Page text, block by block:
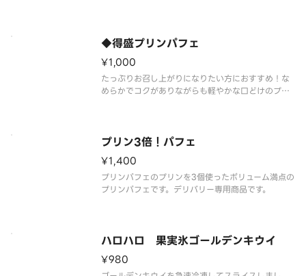
◆得盛プリンパフェ
¥1,000
たっぷりお召し上がりになりたい方におすすめ！な
めらかでコクがありながらも軽やかな口どけのプリ
いを実現しました。
プリン3倍！パフェ
¥1,400
プリンパフェのプリンを3個使ったボリューム満点の
プリンパフェです。デリバリー専用商品です。
ハロハロ 果実氷ゴールデンキウイ
¥980